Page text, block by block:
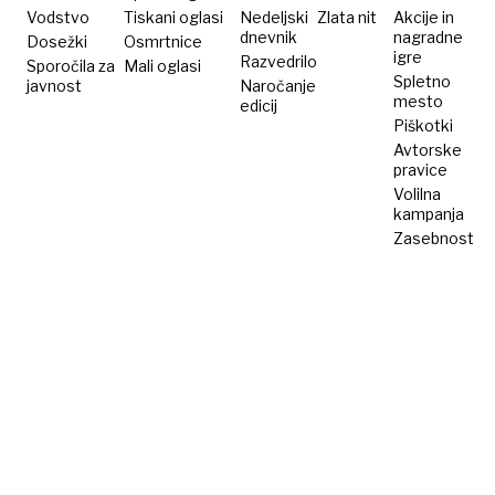
Slovenije
družbi
Vodstvo
Dosežki
Sporočila za
javnost
Tiskani oglasi
Osmrtnice
Mali oglasi
Nedeljski
dnevnik
Razvedrilo
Naročanje
edicij
Zlata nit
Akcije in
nagradne
igre
Spletno
mesto
Piškotki
Avtorske
pravice
Volilna
kampanja
Zasebnost